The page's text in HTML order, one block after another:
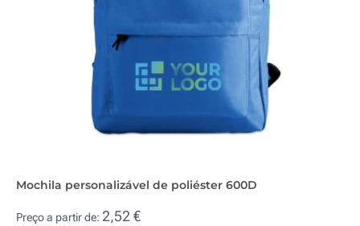
Mochila personalizável de poliéster 600D
Preço a partir de: 2,52 €